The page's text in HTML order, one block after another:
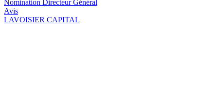
Nomination Directeur Général
Avis
LAVOISIER CAPITAL